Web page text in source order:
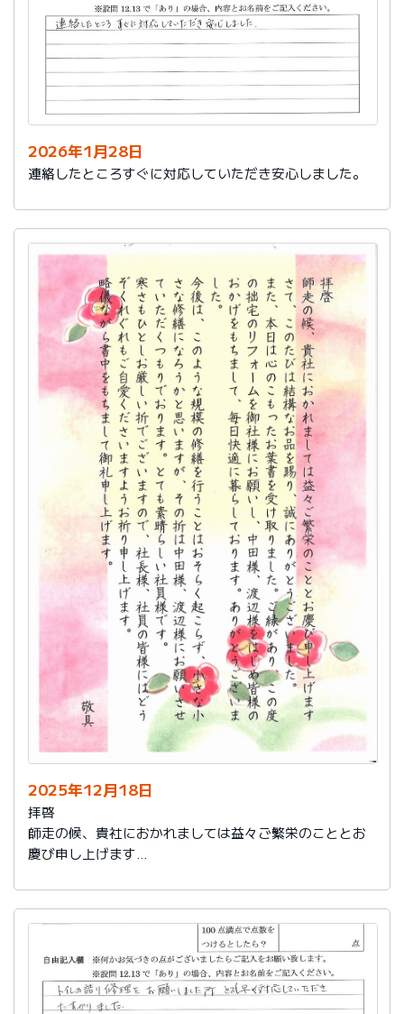
2026年1月28日
連絡したところすぐに対応していただき安心しました。
2025年12月18日
拝啓
師走の候、貴社におかれましては益々ご繁栄のこととお
慶び申し上げます
ざいました。
また、本日は心のこもったお葉書を受け取りました。ご
縁があり、この度の拙宅のリフォームを御社様にお願い
し、中田様、渡辺様をはじめ皆様のおかげをもちまし
て、毎日快適に暮らしております。ありがとうございま
した。